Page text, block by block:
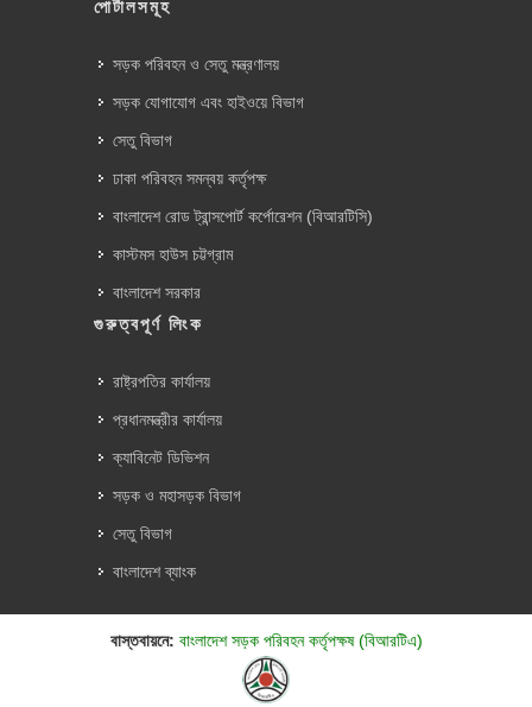
পোর্টালসমূহ
সড়ক পরিবহন ও সেতু মন্ত্রণালয়
সড়ক যোগাযোগ এবং হাইওয়ে বিভাগ
সেতু বিভাগ
ঢাকা পরিবহন সমন্বয় কর্তৃপক্ষ
বাংলাদেশ রোড ট্রান্সপোর্ট কর্পোরেশন (বিআরটিসি)
কাস্টমস হাউস চট্টগ্রাম
বাংলাদেশ সরকার
গুরুত্বপূর্ণ লিংক
রাষ্ট্রপতির কার্যালয়
প্রধানমন্ত্রীর কার্যালয়
ক্যাবিনেট ডিভিশন
সড়ক ও মহাসড়ক বিভাগ
সেতু বিভাগ
বাংলাদেশ ব্যাংক
বাস্তবায়নে: বাংলাদেশ সড়ক পরিবহন কর্তৃপক্ষ (বিআরটিএ)